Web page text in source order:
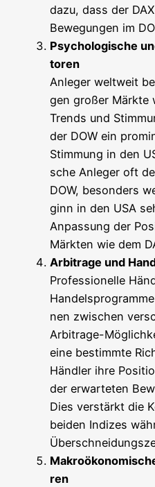
dazu, dass der
Bewe­gun­gen im
Psy­cho­lo­gi­sche
to­ren
Anle­ger welt­weit
gen gro­ßer Märk­te
Trends und
der DOW ein
Stim­mung in den
sche Anle­ger oft
DOW, beson­ders
ginn in den USA
Anpas­sung der
Märk­ten wie dem
Arbi­tra­ge und
Pro­fes­sio­nel­le
nen zwi­schen
Arbi­tra­ge-
eine bestimm­te
Händ­ler ihre
der erwar­te­ten
Dies ver­stärkt die
bei­den Indi­zes
ren